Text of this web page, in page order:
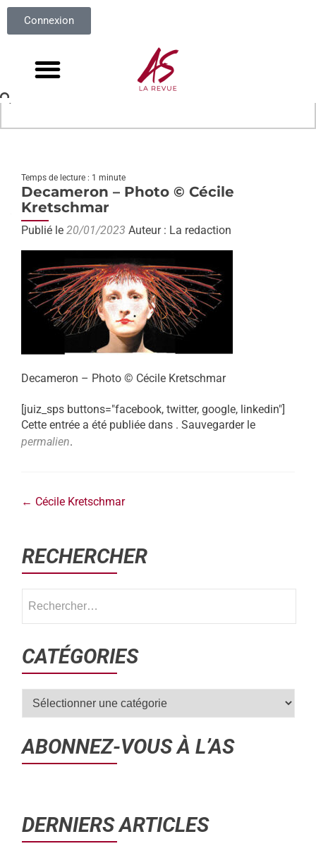
Connexion
Temps de lecture : 1 minute
Decameron – Photo © Cécile
Kretschmar
Publié le 20/01/2023 Auteur : La redaction
Decameron – Photo © Cécile Kretschmar
[juiz_sps buttons="facebook, twitter, google, linkedin"]
Cette entrée a été publiée dans . Sauvegarder le
permalien.
← Cécile Kretschmar
RECHERCHER
CATÉGORIES
ABONNEZ-VOUS À L’AS
DERNIERS ARTICLES